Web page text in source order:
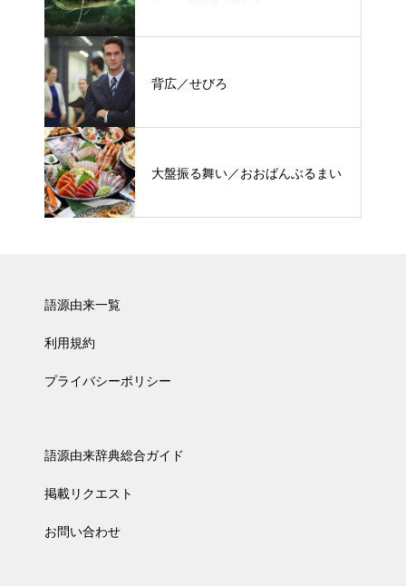
背広／せびろ
大盤振る舞い／おおばんぶるまい
語源由来一覧
利用規約
プライバシーポリシー
語源由来辞典総合ガイド
掲載リクエスト
お問い合わせ